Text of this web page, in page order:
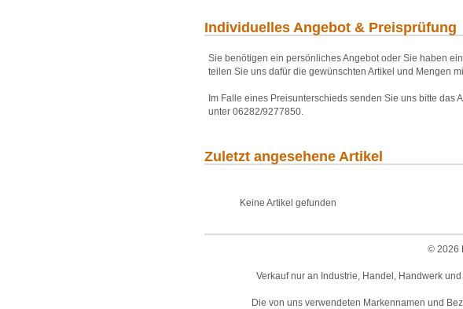
Individuelles Angebot & Preisprüfung
Sie benötigen ein persönliches Angebot oder Sie haben
teilen Sie uns dafür die gewünschten Artikel und Mengen
Im Falle eines Preisunterschieds senden Sie uns bitte das
unter 06282/9277850.
Zuletzt angesehene Artikel
Keine Artikel gefunden
© 2026
Verkauf nur an Industrie, Handel, Handwerk
Die von uns verwendeten Markennamen und